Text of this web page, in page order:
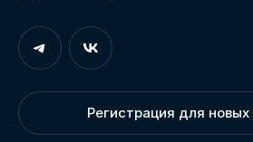
Регистрация для
Вход
Укажите вашу корпоративную
ссылку для входа